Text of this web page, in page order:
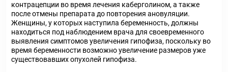
контрацепции во время лечения каберголином, а также
после отмены препарата до повторения ановуляции.
Женщины, у которых наступила беременность, должны
находиться под наблюдением врача для своевременного
выявления симптомов увеличения гипофиза, поскольку во
время беременности возможно увеличение размеров уже
существовавших опухолей гипофиза.